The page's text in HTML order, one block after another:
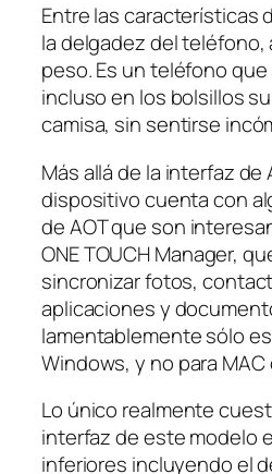
Entre las características
la delgadez del teléfono,
peso. Es un teléfono
incluso en los bolsillos
camisa, sin sentirse
Más allá de la interfaz de
dispositivo cuenta con
de AOT que son
ONE TOUCH Manager,
sincronizar fotos,
aplicaciones y
lamentablemente sólo
Windows, y no para MAC
Lo único realmente
interfaz de este modelo
inferiores incluyendo el